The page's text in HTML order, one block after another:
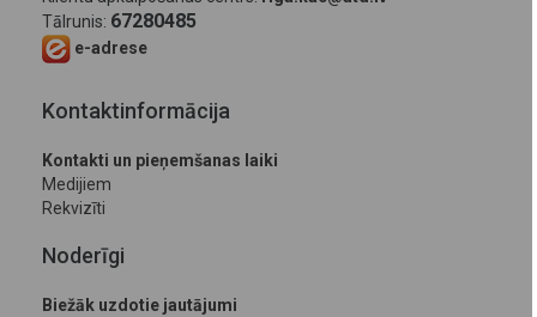
Tālrunis: 67280485
e-adrese
Kontaktinformācija
Kontakti un pieņemšanas laiki
Medijiem
Rekvizīti
Noderīgi
Biežāk uzdotie jautājumi